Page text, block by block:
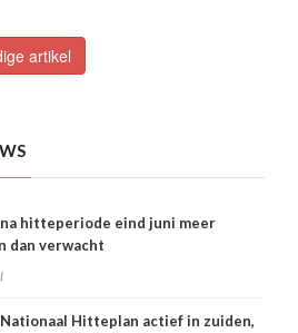
artikel
hitteperiode eind juni meer
dan verwacht
Hitteplan actief in zuiden,